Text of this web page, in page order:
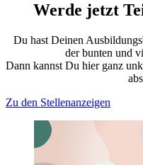
Werde jetzt
Du hast Deinen
der bunten und
Dann kannst Du hier ganz
Zu den Stellenanzeigen